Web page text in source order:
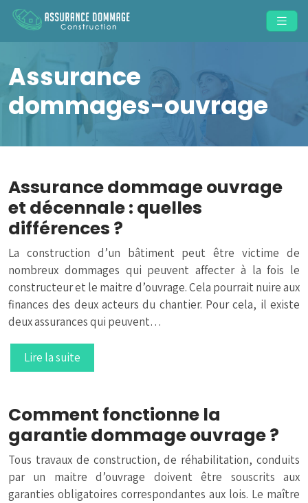
Assurance
dommages-ouvrage
Assurance dommage ouvrage
et décennale : quelles
différences ?
La construction d’un bâtiment peut être victime de
nombreux dommages qui peuvent affecter à la fois le
constructeur et le maitre d’ouvrage. Cela pourrait nuire aux
finances des deux acteurs du chantier. Pour cela, il existe
deux assurances qui peuvent…
Lire la suite
Comment fonctionne la
garantie dommage ouvrage ?
Tous travaux de construction, de réhabilitation, conduits
par un maitre d’ouvrage doivent être souscrits aux
garanties obligatoires correspondantes aux lois. Le maître